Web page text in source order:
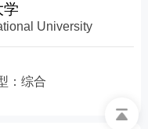
学
University
： 综合